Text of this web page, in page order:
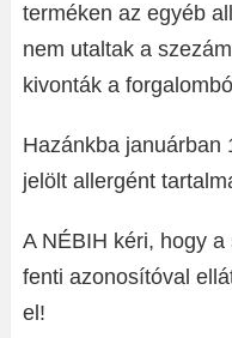
terméken az egyéb
nem utaltak a
kivonták a
Hazánkba januárban
jelölt allergént
A NÉBIH kéri, hogy
fenti azonosítóval
el!